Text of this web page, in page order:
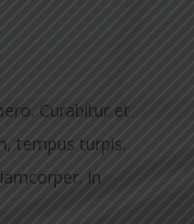
Curabitur et
tempus turpis.
In